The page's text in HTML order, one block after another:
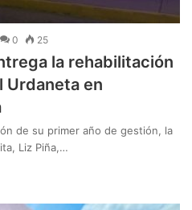
0 25
la rehabilitación
Urdaneta en
de su primer año de gestión, la
Liz Piña,…